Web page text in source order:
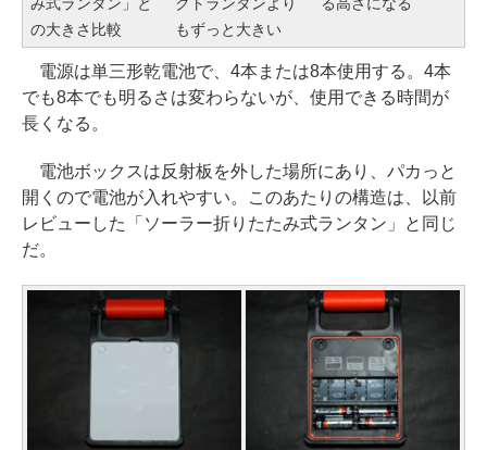
み式ランタン」と
の大きさ比較
クトランタンより
もずっと大きい
る高さになる
電源は単三形乾電池で、4本または8本使用する。4本
でも8本でも明るさは変わらないが、使用できる時間が
長くなる。
電池ボックスは反射板を外した場所にあり、パカっと
開くので電池が入れやすい。このあたりの構造は、以前
レビューした「ソーラー折りたたみ式ランタン」と同じ
だ。